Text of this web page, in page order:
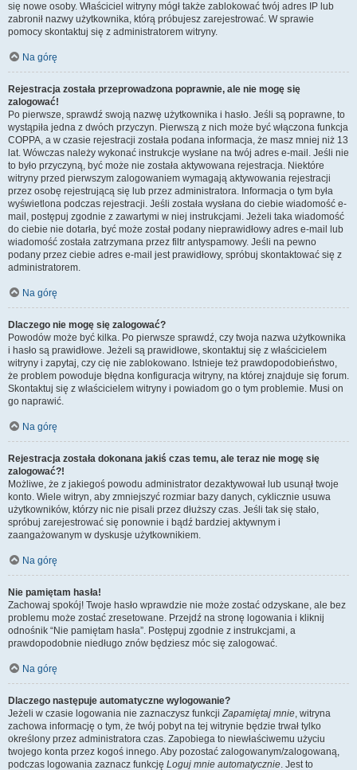
się nowe osoby. Właściciel witryny mógł także zablokować twój adres IP lub
zabronił nazwy użytkownika, którą próbujesz zarejestrować. W sprawie
pomocy skontaktuj się z administratorem witryny.
Na górę
Rejestracja została przeprowadzona poprawnie, ale nie mogę się
zalogować!
Po pierwsze, sprawdź swoją nazwę użytkownika i hasło. Jeśli są poprawne, to
wystąpiła jedna z dwóch przyczyn. Pierwszą z nich może być włączona funkcja
COPPA, a w czasie rejestracji została podana informacja, że masz mniej niż 13
lat. Wówczas należy wykonać instrukcje wysłane na twój adres e-mail. Jeśli nie
to było przyczyną, być może nie została aktywowana rejestracja. Niektóre
witryny przed pierwszym zalogowaniem wymagają aktywowania rejestracji
przez osobę rejestrującą się lub przez administratora. Informacja o tym była
wyświetlona podczas rejestracji. Jeśli została wysłana do ciebie wiadomość e-
mail, postępuj zgodnie z zawartymi w niej instrukcjami. Jeżeli taka wiadomość
do ciebie nie dotarła, być może został podany nieprawidłowy adres e-mail lub
wiadomość została zatrzymana przez filtr antyspamowy. Jeśli na pewno
podany przez ciebie adres e-mail jest prawidłowy, spróbuj skontaktować się z
administratorem.
Na górę
Dlaczego nie mogę się zalogować?
Powodów może być kilka. Po pierwsze sprawdź, czy twoja nazwa użytkownika
i hasło są prawidłowe. Jeżeli są prawidłowe, skontaktuj się z właścicielem
witryny i zapytaj, czy cię nie zablokowano. Istnieje też prawdopodobieństwo,
że problem powoduje błędna konfiguracja witryny, na której znajduje się forum.
Skontaktuj się z właścicielem witryny i powiadom go o tym problemie. Musi on
go naprawić.
Na górę
Rejestracja została dokonana jakiś czas temu, ale teraz nie mogę się
zalogować?!
Możliwe, że z jakiegoś powodu administrator dezaktywował lub usunął twoje
konto. Wiele witryn, aby zmniejszyć rozmiar bazy danych, cyklicznie usuwa
użytkowników, którzy nic nie pisali przez dłuższy czas. Jeśli tak się stało,
spróbuj zarejestrować się ponownie i bądź bardziej aktywnym i
zaangażowanym w dyskusje użytkownikiem.
Na górę
Nie pamiętam hasła!
Zachowaj spokój! Twoje hasło wprawdzie nie może zostać odzyskane, ale bez
problemu może zostać zresetowane. Przejdź na stronę logowania i kliknij
odnośnik “Nie pamiętam hasła”. Postępuj zgodnie z instrukcjami, a
prawdopodobnie niedługo znów będziesz móc się zalogować.
Na górę
Dlaczego następuje automatyczne wylogowanie?
Jeżeli w czasie logowania nie zaznaczysz funkcjiZapamiętaj mnie, witryna
zachowa informację o tym, że twój pobyt na tej witrynie będzie trwał tylko
określony przez administratora czas. Zapobiega to niewłaściwemu użyciu
twojego konta przez kogoś innego. Aby pozostać zalogowanym/zalogowaną,
podczas logowania zaznacz funkcję Loguj mnie automatycznie. Jest to